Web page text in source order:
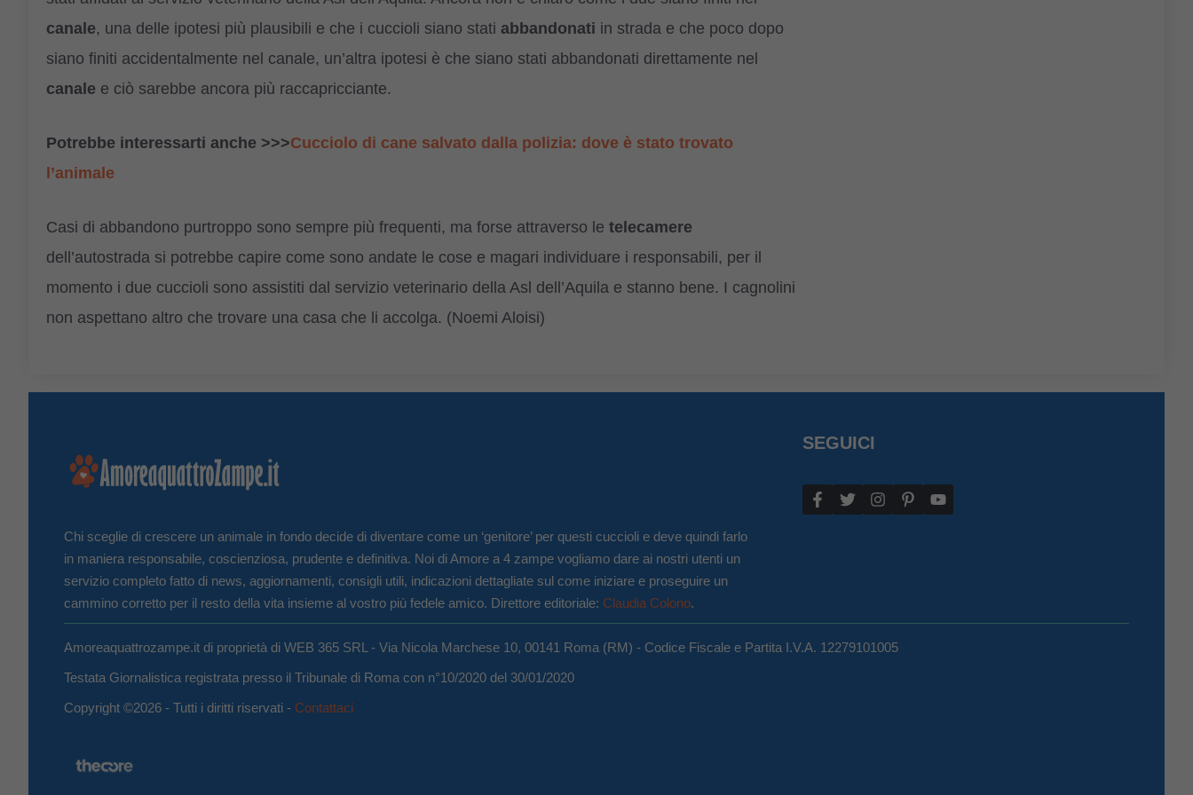
canale, una delle ipotesi più plausibili e che i cuccioli siano stati abbandonati in strada e che poco dopo
siano finiti accidentalmente nel canale, un’altra ipotesi è che siano stati abbandonati direttamente nel
canale e ciò sarebbe ancora più raccapricciante.
Potrebbe interessarti anche >>>Cucciolo di cane salvato dalla polizia: dove è stato trovato
l’animale
Casi di abbandono purtroppo sono sempre più frequenti, ma forse attraverso le telecamere
dell’autostrada si potrebbe capire come sono andate le cose e magari individuare i responsabili, per il
momento i due cuccioli sono assistiti dal servizio veterinario della Asl dell’Aquila e stanno bene. I cagnolini
non aspettano altro che trovare una casa che li accolga. (Noemi Aloisi)
Chi sceglie di crescere un animale in fondo decide di diventare come un ‘genitore’ per questi cuccioli e deve quindi farlo
in maniera responsabile, coscienziosa, prudente e definitiva. Noi di Amore a 4 zampe vogliamo dare ai nostri utenti un
servizio completo fatto di news, aggiornamenti, consigli utili, indicazioni dettagliate sul come iniziare e proseguire un
cammino corretto per il resto della vita insieme al vostro più fedele amico. Direttore editoriale: Claudia Colono.
SEGUICI
Amoreaquattrozampe.it di proprietà di WEB 365 SRL - Via Nicola Marchese 10, 00141 Roma (RM) - Codice Fiscale e Partita I.V.A. 12279101005
Testata Giornalistica registrata presso il Tribunale di Roma con n°10/2020 del 30/01/2020
Copyright ©2026 - Tutti i diritti riservati - Contattaci